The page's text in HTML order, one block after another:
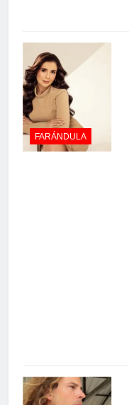
FARÁNDULA